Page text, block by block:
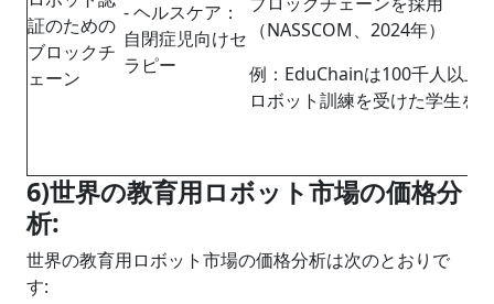
証のための
ブロックチ
ェーン
- ヘルスケア：
自閉症児向けセ
ラピー
（NASSCOM、2024年）
例：EduChainは100千人以上
ロボット訓練を受けた学生を
6)世界の教育用ロボット市場の価格分
析:
世界の教育用ロボット市場の価格分析は次のとおりで
す: